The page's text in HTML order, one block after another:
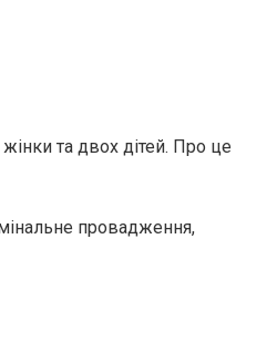
та двох дітей. Про це
провадження,